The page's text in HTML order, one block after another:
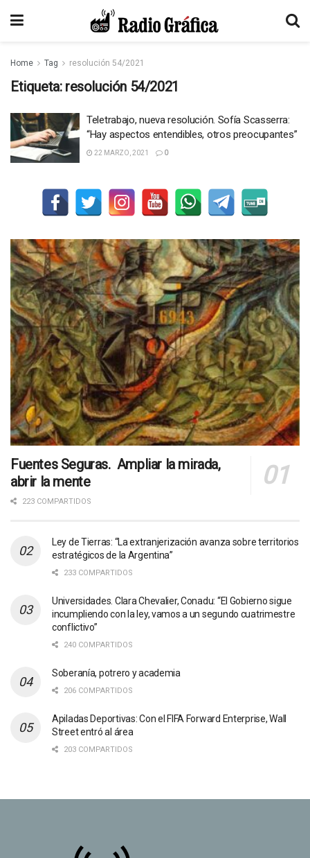
Home Tag resolución 54/2021
Etiqueta: resolución 54/2021
Teletrabajo, nueva resolución. Sofía Scasserra:
“Hay aspectos entendibles, otros preocupantes”
22 MARZO, 2021 0
Fuentes Seguras. Ampliar la mirada,
abrir la mente
223 COMPARTIDOS
Ley de Tierras: “La extranjerización avanza sobre territorios
estratégicos de la Argentina”
233 COMPARTIDOS
Universidades. Clara Chevalier, Conadu: “El Gobierno sigue
incumpliendo con la ley, vamos a un segundo cuatrimestre
conflictivo”
240 COMPARTIDOS
Soberanía, potrero y academia
206 COMPARTIDOS
Apiladas Deportivas: Con el FIFA Forward Enterprise, Wall
Street entró al área
203 COMPARTIDOS